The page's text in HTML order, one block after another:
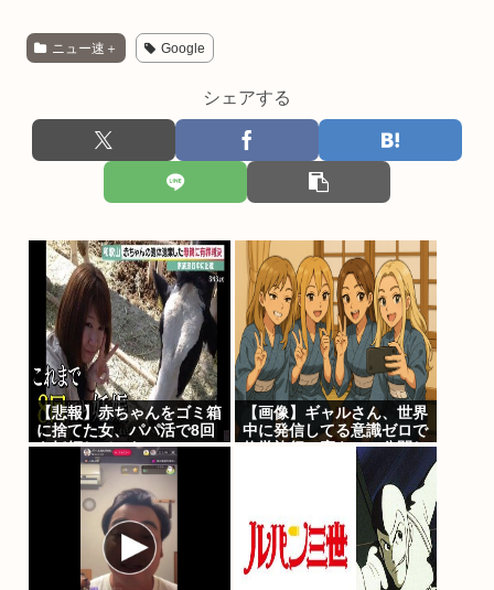
ニュー速＋ Google
シェアする
【悲報】赤ちゃんをゴミ箱
に捨てた女、パパ活で8回
も妊娠していた
【画像】ギャルさん、世界
中に発信してる意識ゼロで
修学旅行の宿をSNS公開し
【Pickup08082952】